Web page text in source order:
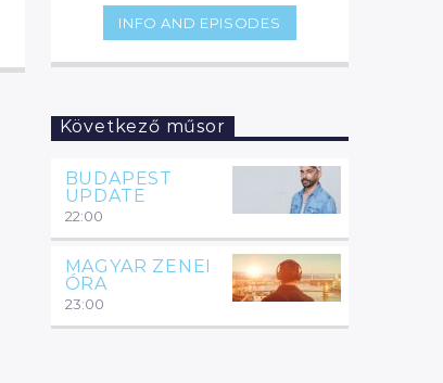
INFO AND EPISODES
Következő műsor
BUDAPEST
UPDATE
22:00
MAGYAR ZENEI
ÓRA
23:00